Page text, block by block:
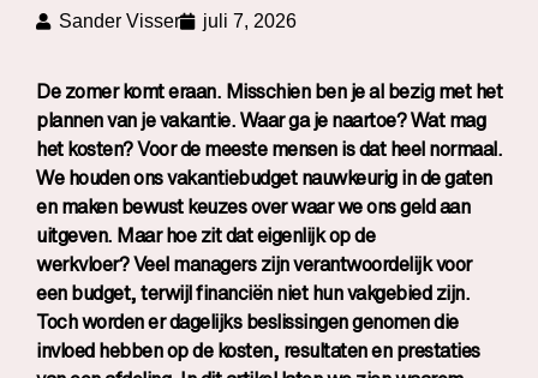
Sander Visser juli 7, 2026
De zomer komt eraan. Misschien ben je al bezig met het
plannen van je vakantie. Waar ga je naartoe? Wat mag
het kosten? Voor de meeste mensen is dat heel normaal.
We houden ons vakantiebudget nauwkeurig in de gaten
en maken bewust keuzes over waar we ons geld aan
uitgeven. Maar hoe zit dat eigenlijk op de
werkvloer? Veel managers zijn verantwoordelijk voor
een budget, terwijl financiën niet hun vakgebied zijn.
Toch worden er dagelijks beslissingen genomen die
invloed hebben op de kosten, resultaten en prestaties